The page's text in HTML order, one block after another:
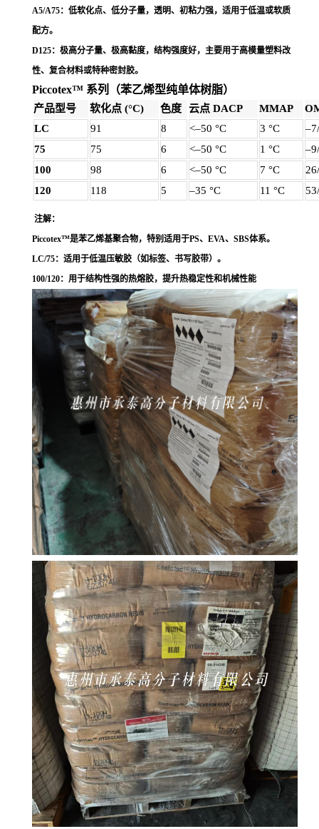
A5/A75：低软化点、低分子量，透明、初粘力强，适用于低温或软质
配方。
D125：极高分子量、极高黏度，结构强度好，主要用于高模量塑料改
性、复合材料或特种密封胶。
Piccotex™ 系列（苯乙烯型纯单体树脂）
产品型号 软化点 (°C) 色度 云点 DACP MMAP
LC
91 8 <–50 °C 3 °C
75
75 6 <–50 °C 1 °C
100
98 6 <–50 °C 7 °C
120
118 5 –35 °C 11 °C
注解：
Piccotex™是苯乙烯基聚合物，特别适用于PS、EVA、SBS体系。
LC/75：适用于低温压敏胶（如标签、书写胶带）。
100/120：用于结构性强的热熔胶，提升热稳定性和机械性能